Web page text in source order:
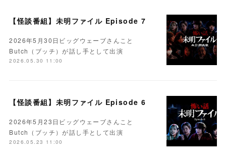
【怪談番組】未明ファイル Episode 7
2026年5月30日ビッグウェーブさんこと
Butch（ブッチ）が話し手として出演
2026.05.30 11:00
【怪談番組】未明ファイル Episode 6
2026年5月23日ビッグウェーブさんこと
Butch（ブッチ）が話し手として出演
2026.05.23 11:00